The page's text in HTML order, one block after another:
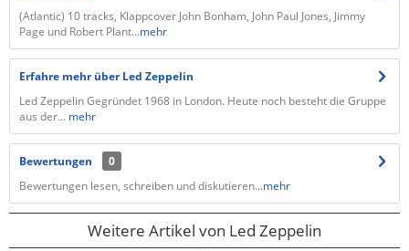
(Atlantic) 10 tracks, Klappcover John Bonham, John Paul Jones, Jimmy
Page und Robert Plant...mehr
Erfahre mehr über Led Zeppelin
Led Zeppelin Gegründet 1968 in London. Heute noch besteht die Gruppe
aus der... mehr
Bewertungen
0
Bewertungen lesen, schreiben und diskutieren...mehr
Weitere Artikel von Led Zeppelin